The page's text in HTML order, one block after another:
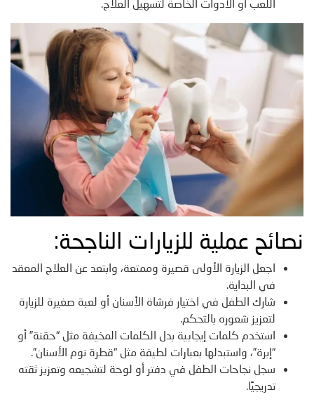
اللعب أو الأدوات الخاصة لتسهيل العلاج.
نصائح عملية للزيارات الناجحة:
اجعل الزيارة الأولى قصيرة وممتعة، وابتعد عن العلاج المعقد
في البداية.
شارك الطفل في اختيار فرشاة الأسنان أو لعبة صغيرة للزيارة
لتعزيز شعوره بالتحكم.
استخدم كلمات إيجابية بدل الكلمات المخيفة مثل “حقنة” أو
“إبرة”، واستبدلها بعبارات لطيفة مثل “قطرة نوم الأسنان”.
سجل نجاحات الطفل في دفتر أو لوحة لتشجيعه وتعزيز ثقته
تدريجيًا.